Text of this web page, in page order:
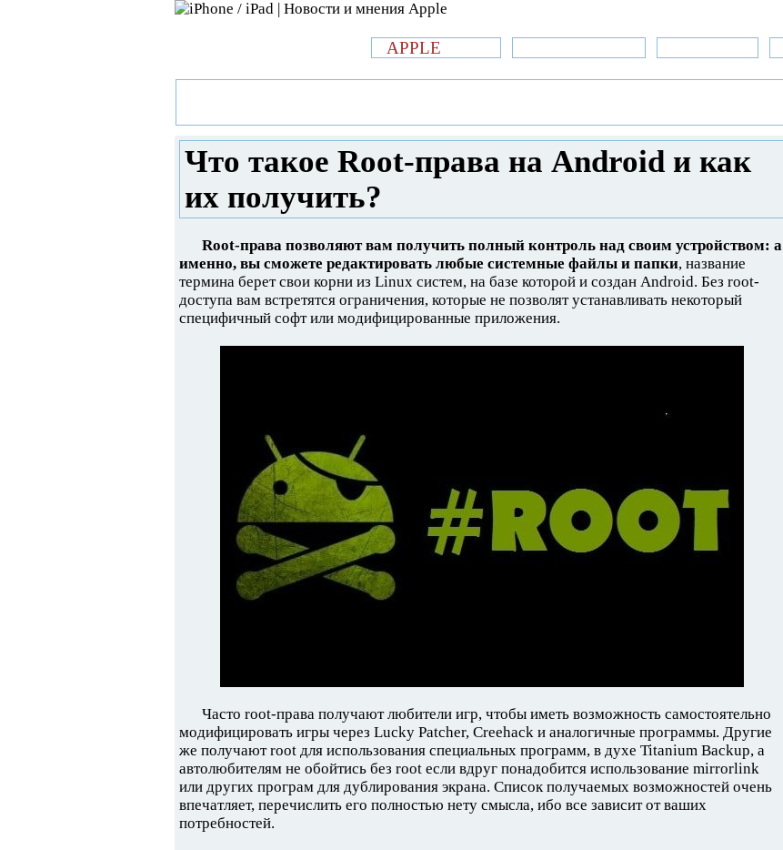
APPLE
Что такое Root-права на Android и как
их получить?
Root-права позволяют вам получить полный контроль над своим устройством: а
именно, вы сможете редактировать любые системные файлы и папки, название
термина берет свои корни из Linux систем, на базе которой и создан Android. Без root-
доступа вам встретятся ограничения, которые не позволят устанавливать некоторый
специфичный софт или модифицированные приложения.
Часто root-права получают любители игр, чтобы иметь возможность самостоятельно
модифицировать игры через Lucky Patcher, Creehack и аналогичные программы. Другие
же получают root для использования специальных программ, в духе Titanium Backup, а
автолюбителям не обойтись без root если вдруг понадобится использование mirrorlink
или других програм для дублирования экрана. Список получаемых возможностей очень
впечатляет, перечислить его полностью нету смысла, ибо все зависит от ваших
потребностей.